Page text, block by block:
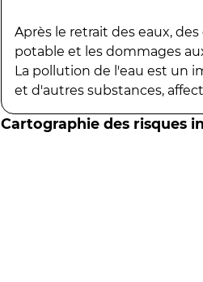
Après le retrait des eaux,
potable et les dommages
La pollution de l'eau est un
et d'autres substances,
Cartographie des risques